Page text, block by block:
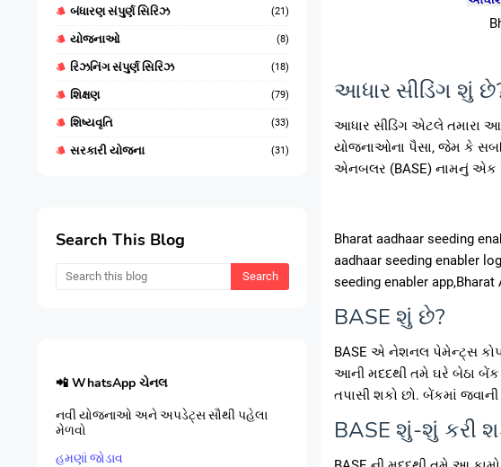
બંધારણ સંપુર્ણ સિરિઝ (21)
યોજનાઓ (8)
રિઝનિંગ સંપુર્ણ સિરિઝ (18)
શિક્ષણ (79)
શિષ્યવૃતિ (33)
સરકારી યોજના (31)
Search This Blog
📲 WhatsApp ચેનલ
નવી યોજનાઓ અને અપડેટ્સ સૌથી પહેલા
મેળવો
હમણાં જોડાવ
આધાર સીડિંગ શું
આધાર સીડિંગ એટલે તમારા
યોજનાઓના પૈસા, જેમ કે
એનબલર (BASE) નામનું
Bharat aadhaar seeding
aadhaar seeding enabler
seeding enabler app,Bharat
BASE શું છે?
BASE એ નેશનલ પેમેન્ટ્સ
આની મદદથી તમે ઘરે બેઠા બેંક
તપાસી શકો છો. બેંકમાં
BASE શું-શું કરી